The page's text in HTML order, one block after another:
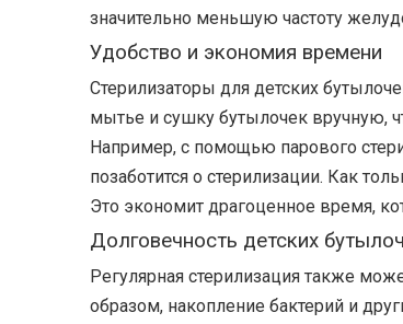
значительно меньшую частоту
Удобство и экономия времени
Стерилизаторы для детских
мытье и сушку бутылочек вручную,
Например, с помощью парового
позаботится о стерилизации. Как
Это экономит драгоценное время,
Долговечность детских
Регулярная стерилизация также
образом, накопление бактерий и